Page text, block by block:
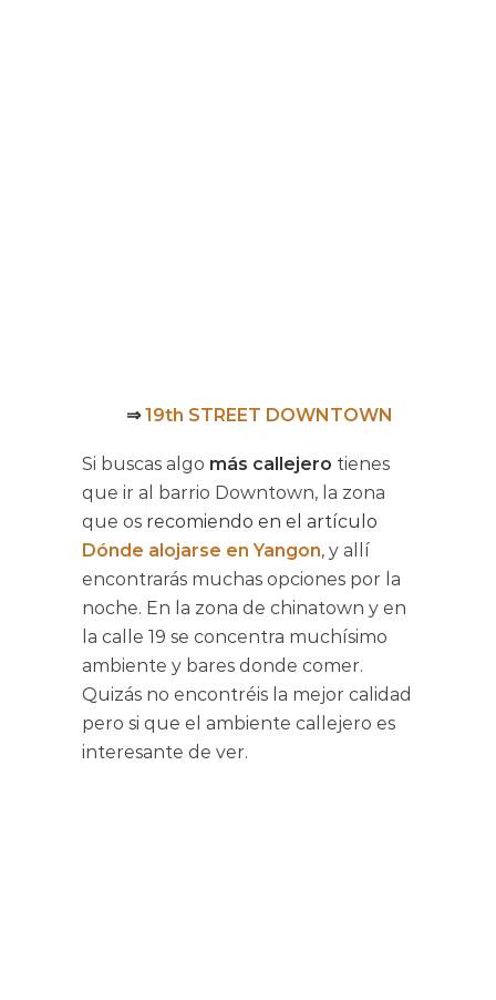
⇒ 19th STREET DOWNTOWN
Si buscas algo más callejero tienes
que ir al barrio Downtown, la zona
que os recomiendo en el artículo
Dónde alojarse en Yangon, y allí
encontrarás muchas opciones por la
noche. En la zona de chinatown y en
la calle 19 se concentra muchísimo
ambiente y bares donde comer.
Quizás no encontréis la mejor calidad
pero si que el ambiente callejero es
interesante de ver.